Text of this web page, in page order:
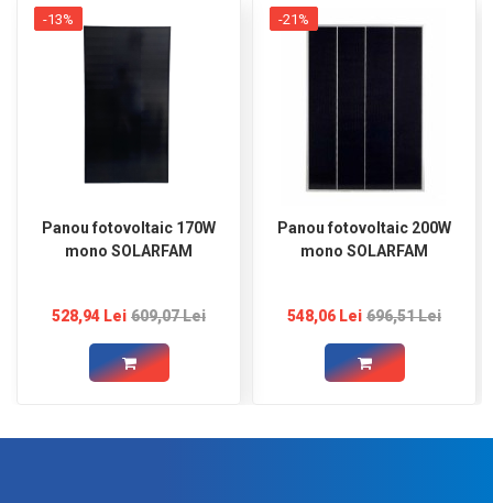
Panou fotovoltaic 170W
mono SOLARFAM
528,94 Lei 609,07 Lei
-13%
Panou fotovoltaic 200W
mono SOLARFAM
548,06 Lei 696,51 Lei
-21%